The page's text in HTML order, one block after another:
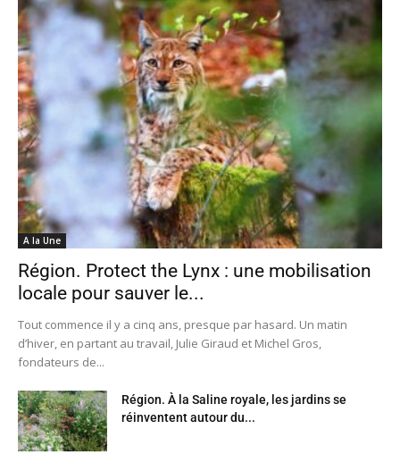
A la Une
Région. Protect the Lynx : une mobilisation
locale pour sauver le...
Tout commence il y a cinq ans, presque par hasard. Un matin
d’hiver, en partant au travail, Julie Giraud et Michel Gros,
fondateurs de...
Région. À la Saline royale, les jardins se
réinventent autour du...